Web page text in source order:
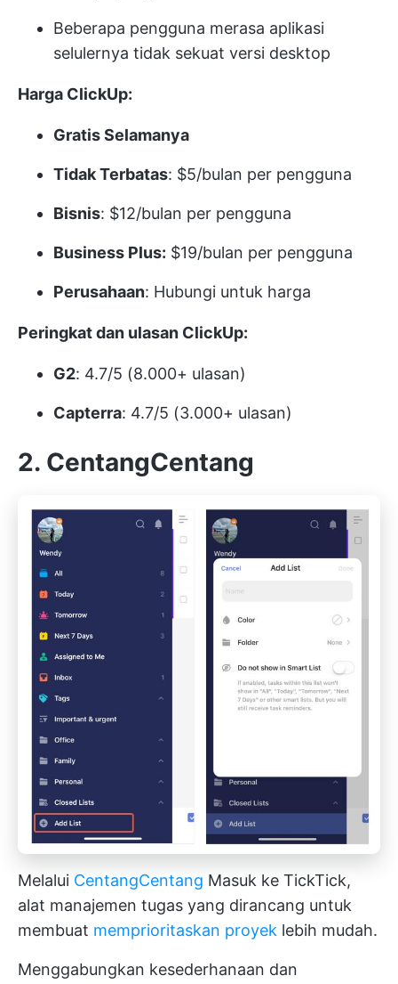
Beberapa pengguna merasa aplikasi
selulernya tidak sekuat versi desktop
Harga ClickUp:
Gratis Selamanya
Tidak Terbatas: $5/bulan per pengguna
Bisnis: $12/bulan per pengguna
Business Plus: $19/bulan per pengguna
Perusahaan: Hubungi untuk harga
Peringkat dan ulasan ClickUp:
G2: 4.7/5 (8.000+ ulasan)
Capterra: 4.7/5 (3.000+ ulasan)
2. CentangCentang
Melalui CentangCentang Masuk ke TickTick,
alat manajemen tugas yang dirancang untuk
membuat memprioritaskan proyek lebih mudah.
Menggabungkan kesederhanaan dan